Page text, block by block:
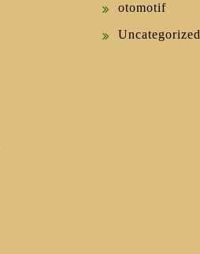
otomotif
Uncategorized